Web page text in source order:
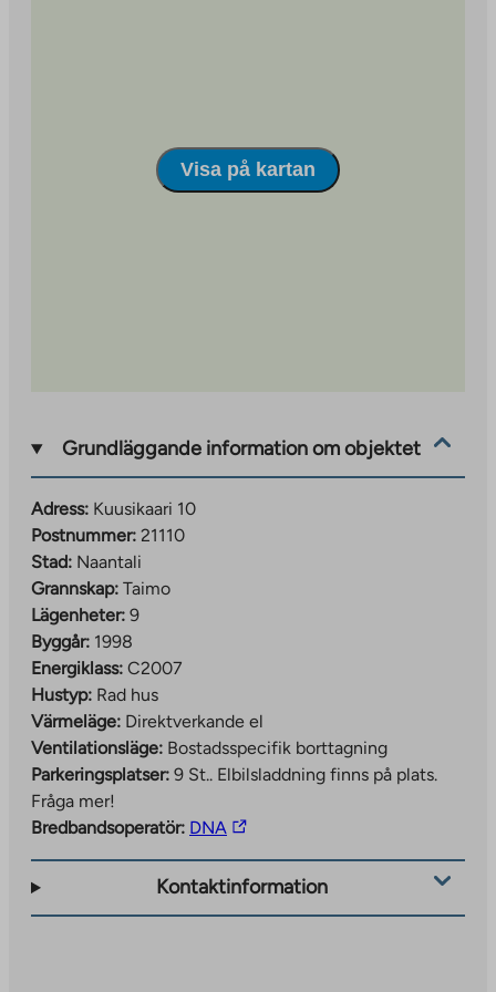
Visa på kartan
Grundläggande information om objektet
Adress: Kuusikaari 10
Postnummer: 21110
Stad: Naantali
Grannskap: Taimo
Lägenheter: 9
Byggår: 1998
Energiklass: C2007
Hustyp: Rad hus
Värmeläge: Direktverkande el
Ventilationsläge: Bostadsspecifik borttagning
Parkeringsplatser: 9 St.. Elbilsladdning finns på plats.
Fråga mer!
Bredbandsoperatör: DNA The
takes
Kontaktinformation